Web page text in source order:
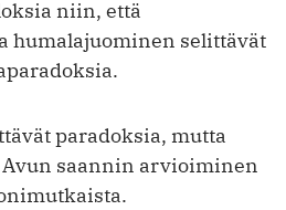
niin, että
humalajuominen selittävät
paradoksia, mutta
saannin arvioiminen